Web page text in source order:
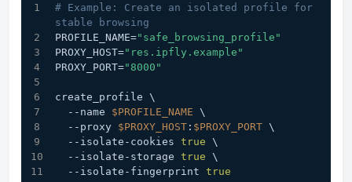
# Example: Create an isolated profile for
stable browsing
PROFILE_NAME="safe_browsing_profile"
PROXY_HOST="res.ipfly.example"
PROXY_PORT="8000"
create_profile \
  --name
$PROFILE_NAME \
  --proxy
$PROXY_HOST : $PROXY_PORT \
  --isolate-cookies
true \
  --isolate-storage
true \
  --isolate-fingerprint
true